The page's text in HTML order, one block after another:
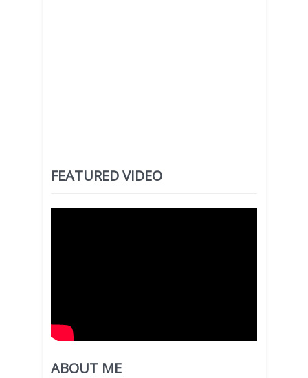
FEATURED VIDEO
ABOUT ME